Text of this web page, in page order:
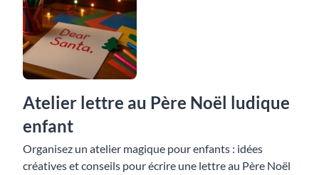
Atelier lettre au Père Noël ludique
enfant
Organisez un atelier magique pour enfants : idées
créatives et conseils pour écrire une lettre au Père Noël